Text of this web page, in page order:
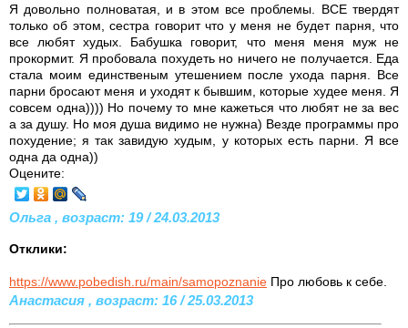
Я довольно полноватая, и в этом все проблемы. ВСЕ твердят
только об этом, сестра говорит что у меня не будет парня, что
все любят худых. Бабушка говорит, что меня меня муж не
прокормит. Я пробовала похудеть но ничего не получается. Еда
стала моим единственым утешением после ухода парня. Все
парни бросают меня и уходят к бывшим, которые худее меня. Я
совсем одна)))) Но почему то мне кажеться что любят не за вес
а за душу. Но моя душа видимо не нужна) Везде программы про
похудение; я так завидую худым, у которых есть парни. Я все
одна да одна))
Оцените:
Ольга , возраст: 19 / 24.03.2013
Отклики:
https://www.pobedish.ru/main/samopoznanie Про любовь к себе.
Анастасия , возраст: 16 / 25.03.2013